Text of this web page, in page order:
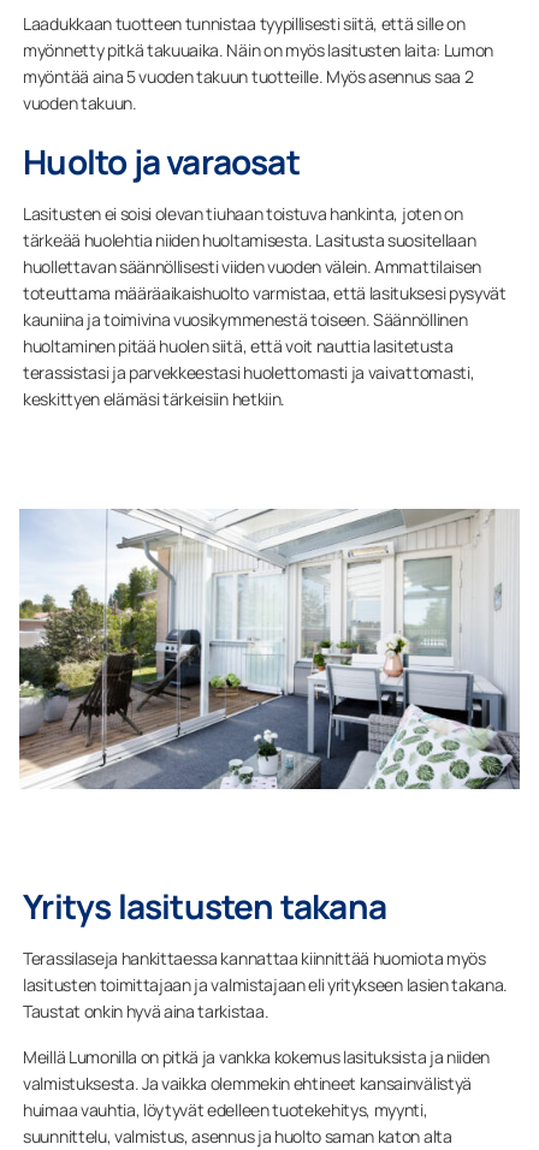
Laadukkaan tuotteen tunnistaa tyypillisesti siitä, että sille on
myönnetty pitkä takuuaika. Näin on myös lasitusten laita: Lumon
myöntää aina 5 vuoden takuun tuotteille. Myös asennus saa 2
vuoden takuun.
Huolto ja varaosat
Lasitusten ei soisi olevan tiuhaan toistuva hankinta, joten on
tärkeää huolehtia niiden huoltamisesta. Lasitusta suositellaan
huollettavan säännöllisesti viiden vuoden välein. Ammattilaisen
toteuttama määräaikaishuolto varmistaa, että lasituksesi pysyvät
kauniina ja toimivina vuosikymmenestä toiseen. Säännöllinen
huoltaminen pitää huolen siitä, että voit nauttia lasitetusta
terassistasi ja parvekkeestasi huolettomasti ja vaivattomasti,
keskittyen elämäsi tärkeisiin hetkiin.
Yritys lasitusten takana
Terassilaseja hankittaessa kannattaa kiinnittää huomiota myös
lasitusten toimittajaan ja valmistajaan eli yritykseen lasien takana.
Taustat onkin hyvä aina tarkistaa.
Meillä Lumonilla on pitkä ja vankka kokemus lasituksista ja niiden
valmistuksesta. Ja vaikka olemmekin ehtineet kansainvälistyä
huimaa vauhtia, löytyvät edelleen tuotekehitys, myynti,
suunnittelu, valmistus, asennus ja huolto saman katon alta